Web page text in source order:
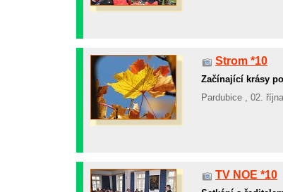
Strom *10
Začínající krásy
Pardubice , 02.
TV NOE *10